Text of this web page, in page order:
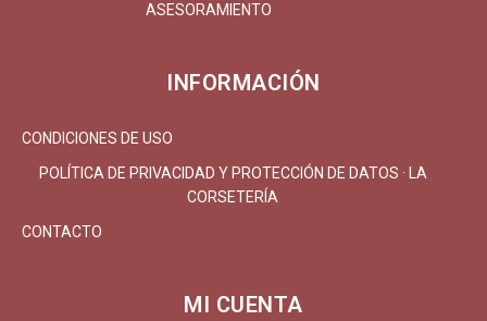
ASESORAMIENTO
INFORMACIÓN
CONDICIONES DE USO
POLÍTICA DE PRIVACIDAD Y PROTECCIÓN DE DATOS · LA
CORSETERÍA
CONTACTO
MI CUENTA